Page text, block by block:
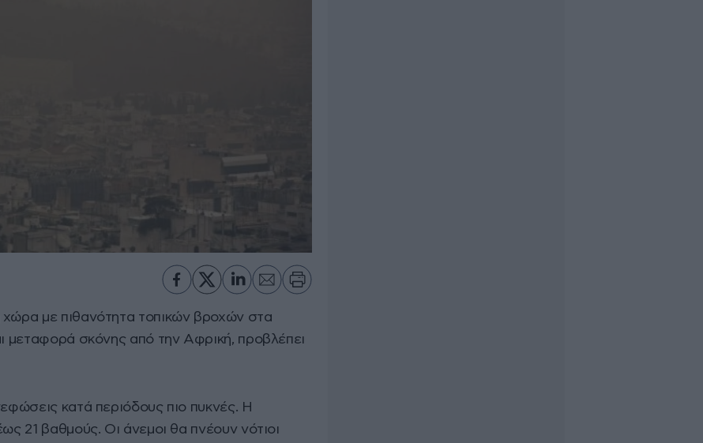
με πιθανότητα τοπικών βροχών στα
μεταφορά σκόνης από την Αφρική, προβλέπει
κατά περιόδους πιο πυκνές. Η
21 βαθμούς. Οι άνεμοι θα πνέουν νότιοι